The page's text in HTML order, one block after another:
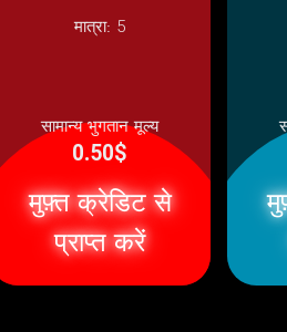
मात्रा: 5
सामान्य भुगतान मूल्य
0.50$
मुफ़्त क्रेडिट से
प्राप्त करें